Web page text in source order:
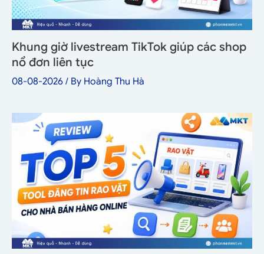
Khung giờ livestream TikTok giúp các shop
nổ đơn liên tục
08-08-2026 / By Hoàng Thu Hà